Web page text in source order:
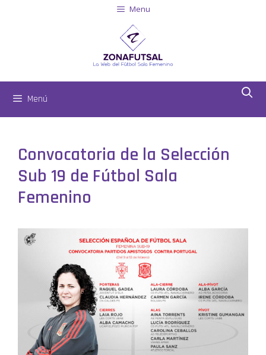
Menu
Menú
Convocatoria de la Selección
Sub 19 de Fútbol Sala
Femenino